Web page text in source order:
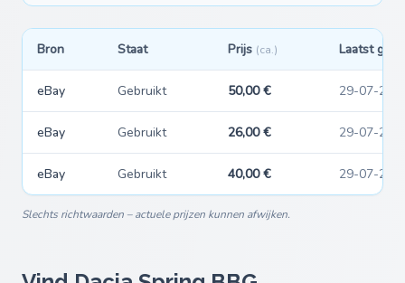
Bron Staat Prijs (ca.) Laatst
eBay Gebruikt 50,00 € 29-07-
eBay Gebruikt 26,00 € 29-07-
eBay Gebruikt 40,00 € 29-07-
Slechts richtwaarden – actuele prijzen kunnen afwijken.